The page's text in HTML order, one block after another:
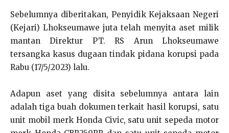
Sebelumnya diberitakan, Penyidik Kejaksaan Negeri
(Kejari) Lhokseumawe juta telah menyita aset milik
mantan Direktur PT. RS Arun Lhokseumawe
tersangka kasus dugaan tindak pidana korupsi pada
Rabu (17/5/2023) lalu.
Adapun aset yang disita sebelumnya antara lain
adalah tiga buah dokumen terkait hasil korupsi, satu
unit mobil merk Honda Civic, satu unit sepeda motor